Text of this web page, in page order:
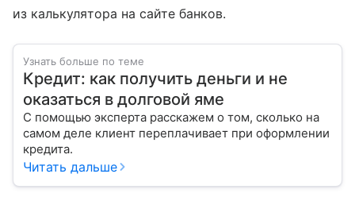
из калькулятора на сайте банков.
Узнать больше по теме
Кредит: как получить деньги и не
оказаться в долговой яме
С помощью эксперта расскажем о том, сколько на
самом деле клиент переплачивает при оформлении
кредита.
Читать дальше